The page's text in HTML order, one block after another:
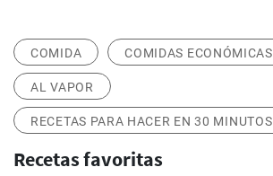
COMIDA COMIDAS ECONÓMICAS
AL VAPOR
RECETAS PARA HACER EN 30 MINUTOS
Recetas favoritas